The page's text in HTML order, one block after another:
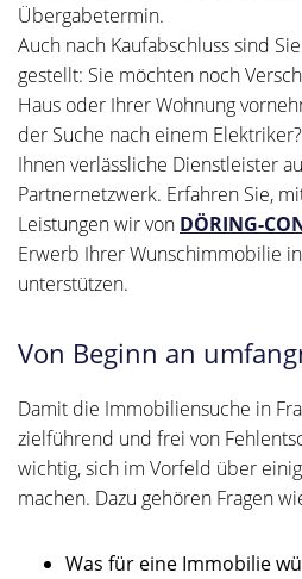
Übergabetermin.
Auch nach Kaufabschluss sind
gestellt: Sie möchten noch
Haus oder Ihrer Wohnung
der Suche nach einem
Ihnen verlässliche Dienstleister
Partnernetzwerk. Erfahren Sie,
Leistungen wir von DÖRING-
Erwerb Ihrer Wunschimmobilie
unterstützen.
Von Beginn an
Damit die Immobiliensuche in
zielführend und frei von
wichtig, sich im Vorfeld über
machen. Dazu gehören Fragen
Was für eine Immobilie